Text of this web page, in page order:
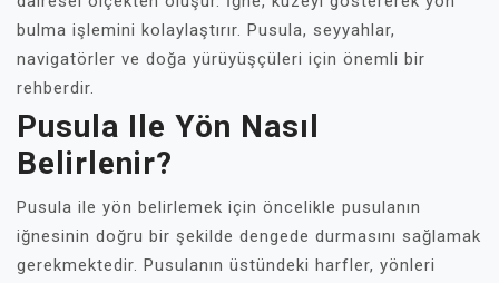
bulma işlemini kolaylaştırır. Pusula, seyyahlar,
navigatörler ve doğa yürüyüşçüleri için önemli bir
rehberdir.
Pusula Ile Yön Nasıl
Belirlenir?
Pusula ile yön belirlemek için öncelikle pusulanın
iğnesinin doğru bir şekilde dengede durmasını sağlamak
gerekmektedir. Pusulanın üstündeki harfler, yönleri